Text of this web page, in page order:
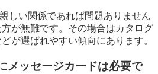
しい関係であれば問題ありません
が無難です。その場合はカタログ
が選ばれやすい傾向にあります。
メッセージカードは必要で